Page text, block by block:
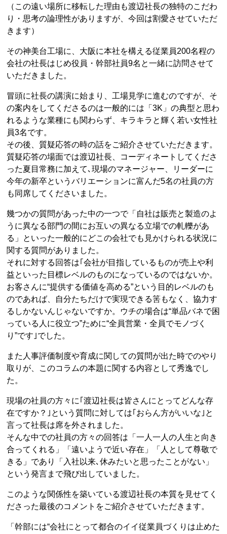
（この遠い場所に移転した理由も渡辺社長の独特のこだわ
り・思考の論理性がありますが、今回は割愛させていただ
きます）
その神美台工場に、大阪に本社を構える従業員200名程の
会社の社長はじめ役員・幹部社員9名と一緒に訪問させて
いただきました。
冒頭に社長の講演に始まり、工場見学に進むのですが、そ
の案内をしてくださるのは一般的には「3K」の典型と思わ
れるような業種にも関わらず、キラキラと輝く若い女性社
員3名です。
その後、質疑応答の時の話をご紹介させていただきます。
質疑応答の場面では渡辺社長、コーディネートしてくださ
った夏目常務に加えて､現場のマネージャー、リーダーに
今年の新卒というバリエーションに富んだ5名の社員の方
も同席してくださいました。
幾つかの質問があった中の一つで「自社は販売と製造のよ
うに異なる部門の間にお互いの異なる立場での軋轢があ
る」といった一般的にどこの会社でも見かけられる状況に
関する質問がありました。
それに対する回答は｢会社が目指しているものが売上や利
益といった目標レベルのものになっているのではないか。
お客さんに“提供する価値を高める”という目的レベルのも
のであれば、自分たちだけで実現できる筈もなく、協力す
るしかないんじゃないですか。ウチの場合は“単品バネで困
っている人に役立つ”ために“全員営業・全員でモノづく
り”です｣でした。
また人事評価制度や育成に関しての質問が出た時でのやり
取りが、このコラムの本題に関する内容として秀逸でし
た。
現場の社員の方々に｢渡辺社長は皆さんにとってどんな存
在ですか？｣という質問に対しては｢おらん方がいいな｣と
言って社長は席を外されました。
そんな中での社員の方々の回答は「一人一人の人生と向き
合ってくれる」「遠いようで近い存在」「人として尊敬で
きる」であり「入社以来､休みたいと思ったことがない」
という発言まで飛び出していました。
このような関係性を築いている渡辺社長の本質を見せてく
ださった最後のコメントをご紹介させていただきます。
「幹部には“会社にとって都合のイイ従業員づくりは止めた